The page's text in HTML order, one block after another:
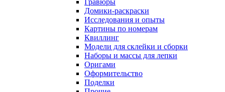
Гравюры
Домики-раскраски
Исследования и опыты
Картины по номерам
Квиллинг
Модели для склейки и сборки
Наборы и массы для лепки
Оригами
Оформительство
Поделки